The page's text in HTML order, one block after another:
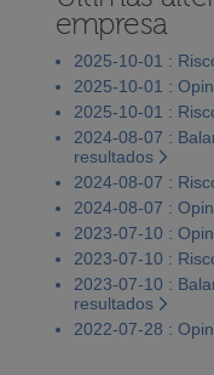
empresa
2025-10-01 :
2025-10-01 :
2025-10-01 :
2024-08-07 :
resultados
2024-08-07 :
2024-08-07 :
2023-07-10 :
2023-07-10 :
2023-07-10 :
resultados
2022-07-28 :